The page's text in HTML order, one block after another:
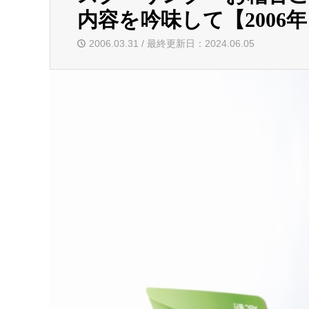
内容を吟味して【2006
2006.03.31 / 最終更新日：2024.06.05